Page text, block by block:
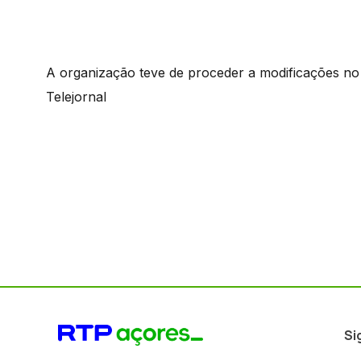
A organização teve de proceder a modificações
Telejornal